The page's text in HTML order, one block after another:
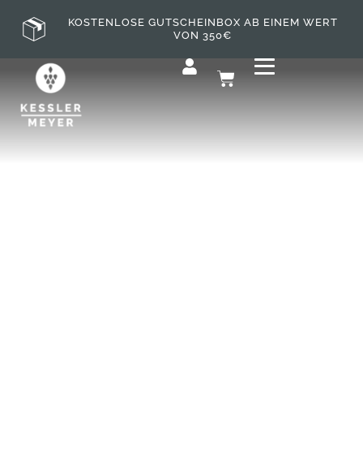
KOSTENLOSE GUTSCHEINBOX AB EINEM WERT
VON 350€
VINO NACKEN
SPEZIAL